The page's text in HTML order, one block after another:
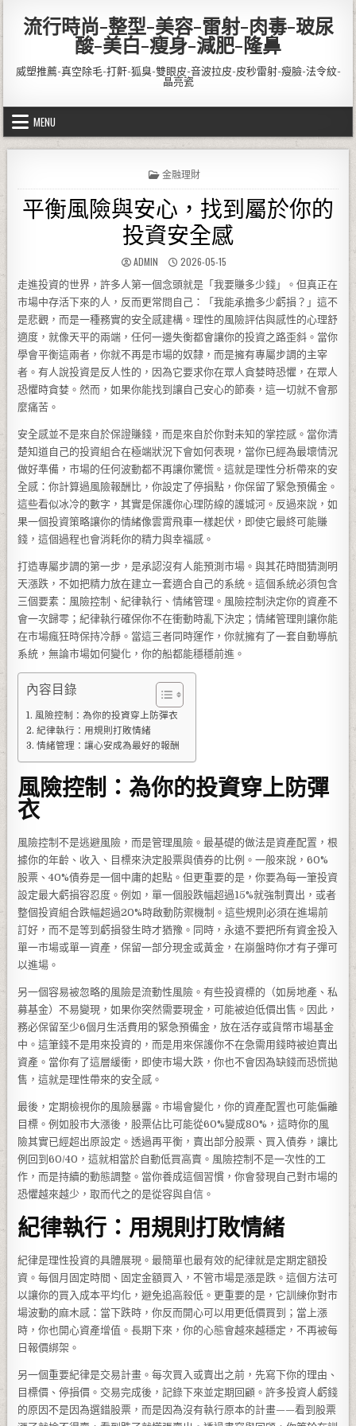
流行時尚-整型-美容-雷射-肉毒-玻尿
酸-美白-瘦身-減肥-隆鼻
威塑推薦-真空除毛-打鼾-狐臭-雙眼皮-音波拉皮-皮秒雷射-瘦臉-法令紋-
晶亮瓷
MENU
POSTED IN
金融理財
平衡風險與安心，找到屬於你的
投資安全感
AUTHOR:
ADMIN PUBLISHED DATE:
2026-05-15
走進投資的世界，許多人第一個念頭就是「我要賺多少錢」。但真正在
市場中存活下來的人，反而更常問自己：「我能承擔多少虧損？」這不
是悲觀，而是一種務實的安全感建構。理性的風險評估與感性的心理舒
適度，就像天平的兩端，任何一邊失衡都會讓你的投資之路歪斜。當你
學會平衡這兩者，你就不再是市場的奴隸，而是擁有專屬步調的主宰
者。有人說投資是反人性的，因為它要求你在眾人貪婪時恐懼，在眾人
恐懼時貪婪。然而，如果你能找到讓自己安心的節奏，這一切就不會那
麼痛苦。
安全感並不是來自於保證賺錢，而是來自於你對未知的掌控感。當你清
楚知道自己的投資組合在極端狀況下會如何表現，當你已經為最壞情況
做好準備，市場的任何波動都不再讓你驚慌。這就是理性分析帶來的安
全感：你計算過風險報酬比，你設定了停損點，你保留了緊急預備金。
這些看似冰冷的數字，其實是保護你心理防線的護城河。反過來說，如
果一個投資策略讓你的情緒像雲霄飛車一樣起伏，即使它最終可能賺
錢，這個過程也會消耗你的精力與幸福感。
打造專屬步調的第一步，是承認沒有人能預測市場。與其花時間猜測明
天漲跌，不如把精力放在建立一套適合自己的系統。這個系統必須包含
三個要素：風險控制、紀律執行、情緒管理。風險控制決定你的資產不
會一次歸零；紀律執行確保你不在衝動時亂下決定；情緒管理則讓你能
在市場瘋狂時保持冷靜。當這三者同時運作，你就擁有了一套自動導航
系統，無論市場如何變化，你的船都能穩穩前進。
內容目錄
風險控制：為你的投資穿上防彈衣
紀律執行：用規則打敗情緒
情緒管理：讓心安成為最好的報酬
風險控制：為你的投資穿上防彈
衣
風險控制不是逃避風險，而是管理風險。最基礎的做法是資產配置，根
據你的年齡、收入、目標來決定股票與債券的比例。一般來說，60%
股票、40%債券是一個中庸的起點。但更重要的是，你要為每一筆投資
設定最大虧損容忍度。例如，單一個股跌幅超過15%就強制賣出，或者
整個投資組合跌幅超過20%時啟動防禦機制。這些規則必須在進場前
訂好，而不是等到虧損發生時才猶豫。同時，永遠不要把所有資金投入
單一市場或單一資產，保留一部分現金或黃金，在崩盤時你才有子彈可
以進場。
另一個容易被忽略的風險是流動性風險。有些投資標的（如房地產、私
募基金）不易變現，如果你突然需要現金，可能被迫低價出售。因此，
務必保留至少6個月生活費用的緊急預備金，放在活存或貨幣市場基金
中。這筆錢不是用來投資的，而是用來保護你不在急需用錢時被迫賣出
資產。當你有了這層緩衝，即使市場大跌，你也不會因為缺錢而恐慌拋
售，這就是理性帶來的安全感。
最後，定期檢視你的風險暴露。市場會變化，你的資產配置也可能偏離
目標。例如股市大漲後，股票佔比可能從60%變成80%，這時你的風
險其實已經超出原設定。透過再平衡，賣出部分股票、買入債券，讓比
例回到60/40，這就相當於自動低買高賣。風險控制不是一次性的工
作，而是持續的動態調整。當你養成這個習慣，你會發現自己對市場的
恐懼越來越少，取而代之的是從容與自信。
紀律執行：用規則打敗情緒
紀律是理性投資的具體展現。最簡單也最有效的紀律就是定期定額投
資。每個月固定時間、固定金額買入，不管市場是漲是跌。這個方法可
以讓你的買入成本平均化，避免追高殺低。更重要的是，它訓練你對市
場波動的麻木感：當下跌時，你反而開心可以用更低價買到；當上漲
時，你也開心資產增值。長期下來，你的心態會越來越穩定，不再被每
日報價綁架。
另一個重要紀律是交易計畫。每次買入或賣出之前，先寫下你的理由、
目標價、停損價。交易完成後，記錄下來並定期回顧。許多投資人虧錢
的原因不是因為選錯股票，而是因為沒有執行原本的計畫——看到股票